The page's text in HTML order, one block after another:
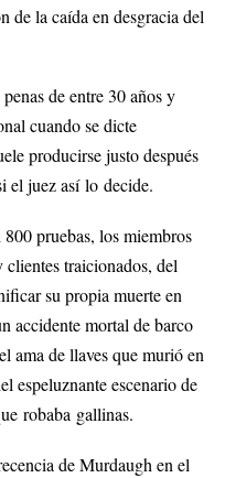
de la caída en desgracia del
de entre 30 años y
cuando se dicte
producirse justo después
el juez así lo decide.
pruebas, los miembros
traicionados, del
su propia muerte en
accidente mortal de barco
ama de llaves que murió en
espeluznante escenario de
robaba gallinas.
de Murdaugh en el